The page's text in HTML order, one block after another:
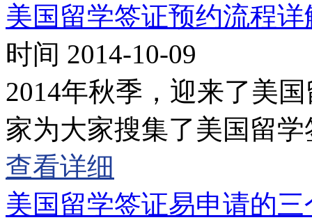
美国留学签证预约流程详
时间 2014-10-09
2014年秋季，迎来了美
家为大家搜集了美国留
查看详细
美国留学签证易申请的